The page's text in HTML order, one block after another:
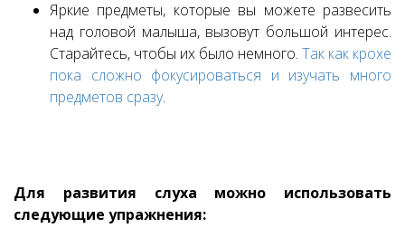
Яркие предметы, которые вы можете развесить
над головой малыша, вызовут большой интерес.
Старайтесь, чтобы их было немного. Так как крохе
пока сложно фокусироваться и изучать много
предметов сразу.
Для развития слуха можно использовать
следующие упражнения: